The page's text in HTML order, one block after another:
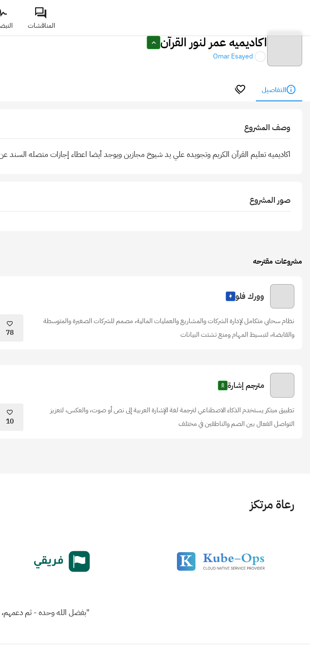
المناقشات
اكاديميه عمر لنور القرآن
Omar Esayed
التفاصيل
وصف المشروع
اكاديميه تعليم القرآن الكريم وتجويده علي يد شيوخ مجازين ويوجد أيضا اعطاء إجازات متصله
صور المشروع
مشروعات مقترحه
وورك فلو
نظام سحابي متكامل لإدارة الشركات والمشاريع والعمليات المالية، مصمم للشركات الصغيرة والمتوسطة
والقابضة، لتبسيط المهام ومنع تشتت البيانات
78
مترجم إشارة
تطبيق مبتكر يستخدم الذكاء الاصطناعي لترجمة لغة الإشارة العربية إلى نص أو صوت، والعكس، لتعزيز
التواصل الفعال بين الصم والناطقين في مختلف
10
رعاة مرتكز
"بفضل الله وحده - ثم دعمهم،